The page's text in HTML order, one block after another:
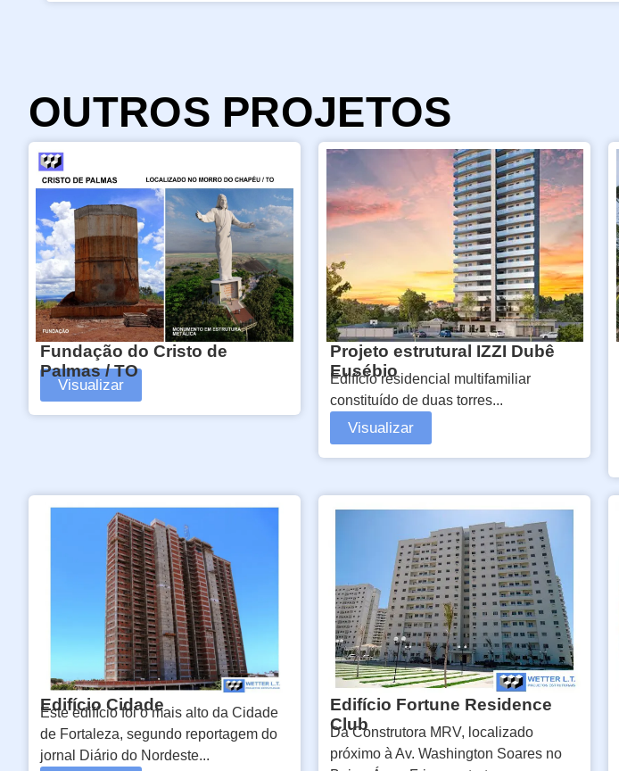
OUTROS PROJETOS
Fundação do Cristo de
Palmas / TO
Visualizar
Projeto estrutural IZZI Dubê
Eusébio
Edifício residencial multifamiliar
constituído de duas torres...
Visualizar
Edifício Cidade
Este edifício foi o mais alto da Cidade
de Fortaleza, segundo reportagem do
jornal Diário do Nordeste...
Edifício Fortune Residence
Club
Da Construtora MRV, localizado
próximo à Av. Washington Soares no